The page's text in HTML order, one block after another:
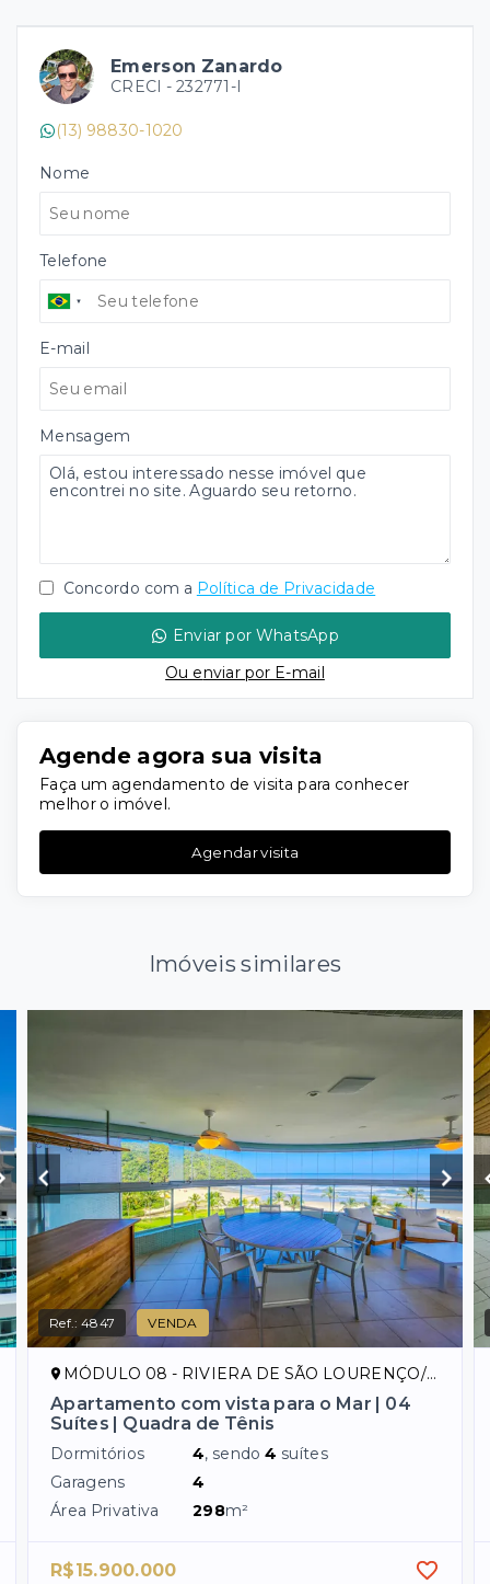
Emerson Zanardo
CRECI - 232771-I
(13) 98830-1020
Nome
Telefone
E-mail
Mensagem
Concordo com a Política de Privacidade
Enviar por WhatsApp
Ou enviar por E-mail
Agende agora sua visita
Faça um agendamento de visita para conhecer
melhor o imóvel.
Agendar visita
Imóveis similares
Ref.:4847 VENDA
MÓDULO 08 - RIVIERA DE SÃO LOURENÇO/SP
Apartamento com vista para o Mar | 04
Suítes | Quadra de Tênis
Dormitórios 4, sendo4 suítes
Garagens
4
Área Privativa
298m²
R$15.900.000